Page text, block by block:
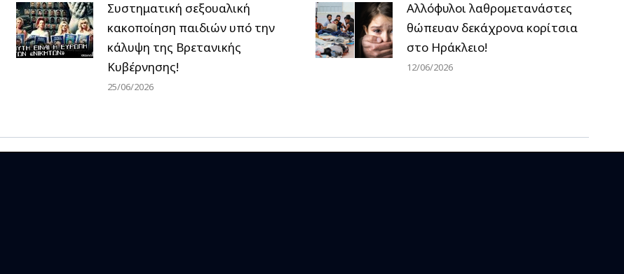
Συστηματική σεξουαλική
κακοποίηση παιδιών υπό την
κάλυψη της Βρετανικής
Κυβέρνησης!
25/06/2026
Αλλόφυλοι λαθρομετανάστες
θώπευαν δεκάχρονα κορίτσια
στο Ηράκλειο!
12/06/2026